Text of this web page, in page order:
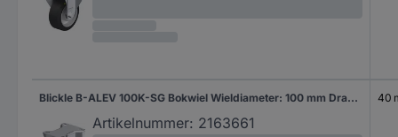
Blickle B-ALEV 100K-SG Bokwiel Wieldiameter: 100 mm Draagvermogen (max.): 200 kg 1 stuk(s)
Artikelnummer: 2163661
40